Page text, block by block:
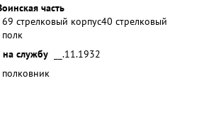
часть
69 стрелковый корпус40 стрелковый
полк
на службу
__.11.1932
полковник